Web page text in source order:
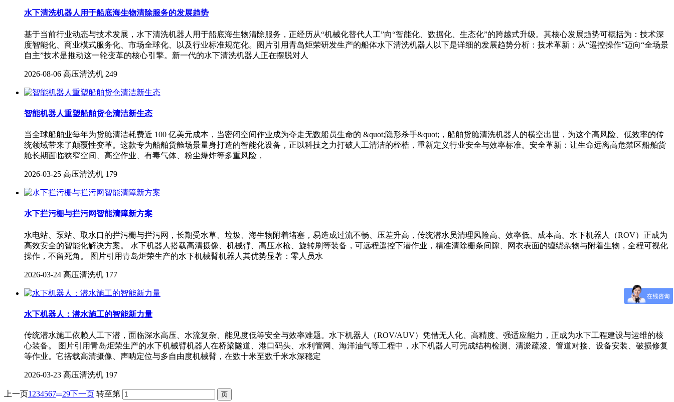
水下清洗机器人用于船底海生物清除服务的发展趋势
基于当前行业动态与技术发展，水下清洗机器人用于船底海生物清除服务，正经历从“机械化替代人工”向“智能化、数据化、生态化”的跨越式升级。其核心发展趋势可概括为：技术深
度智能化、商业模式服务化、市场全球化、以及行业标准规范化。图片引用青岛炬荣研发生产的船体水下清洗机器人以下是详细的发展趋势分析：技术革新：从“遥控操作”迈向“全场景
自主”技术是推动这一轮变革的核心引擎。新一代的水下清洗机器人正在摆脱对人
2026-08-06 高压清洗机 249
智能机器人重塑船舶货仓清洁新生态
当全球船舶业每年为货舱清洁耗费近 100 亿美元成本，当密闭空间作业成为夺走无数船员生命的 &quot;隐形杀手&quot;，船舶货舱清洗机器人的横空出世，为这个高风险、低效率的传
统领域带来了颠覆性变革。这款专为船舶货舱场景量身打造的智能化设备，正以科技之力打破人工清洁的桎梏，重新定义行业安全与效率标准。安全革新：让生命远离高危禁区船舶货
舱长期面临狭窄空间、高空作业、有毒气体、粉尘爆炸等多重风险，
2026-03-25 高压清洗机 179
水下拦污栅与拦污网智能清障新方案
水电站、泵站、取水口的拦污栅与拦污网，长期受水草、垃圾、海生物附着堵塞，易造成过流不畅、压差升高，传统潜水员清理风险高、效率低、成本高。水下机器人（ROV）正成为
高效安全的智能化解决方案。 水下机器人搭载高清摄像、机械臂、高压水枪、旋转刷等装备，可远程遥控下潜作业，精准清除栅条间隙、网衣表面的缠绕杂物与附着生物，全程可视化
操作，不留死角。 图片引用青岛炬荣生产的水下机械臂机器人其优势显著：零人员水
2026-03-24 高压清洗机 177
水下机器人：潜水施工的智能新力量
传统潜水施工依赖人工下潜，面临深水高压、水流复杂、能见度低等安全与效率难题。水下机器人（ROV/AUV）凭借无人化、高精度、强适应能力，正成为水下工程建设与运维的核
心装备。 图片引用青岛炬荣生产的水下机械臂机器人在桥梁隧道、港口码头、水利管网、海洋油气等工程中，水下机器人可完成结构检测、清淤疏浚、管道对接、设备安装、破损修复
等作业。它搭载高清摄像、声呐定位与多自由度机械臂，在数十米至数千米水深稳定
2026-03-23 高压清洗机 197
上一页1 234567...29下一页 转至第